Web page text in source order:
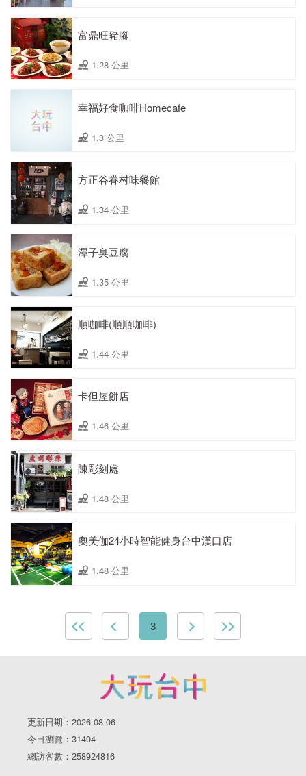
富鼎旺豬腳
1.28 公里
幸福好食咖啡Homecafe
1.3 公里
方正谷眷村味餐館
1.34 公里
潭子臭豆腐
1.35 公里
順咖啡(順順咖啡)
1.44 公里
卡但屋餅店
1.46 公里
陳彫刻處
1.48 公里
奧美伽24小時智能健身台中漢口店
1.48 公里
3
更新日期：2026-08-06
今日瀏覽：31404
總訪客數：258924816